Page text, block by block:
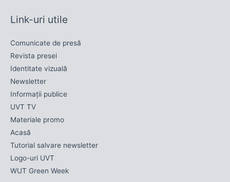
Link-uri utile
Comunicate de presă
Revista presei
Identitate vizuală
Newsletter
Informații publice
UVT TV
Materiale promo
Acasă
Tutorial salvare newsletter
Logo-uri UVT
WUT Green Week